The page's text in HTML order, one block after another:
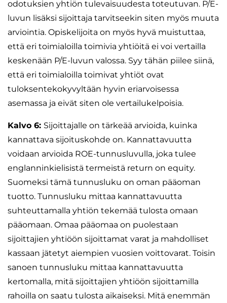
odotuksien yhtiön tulevaisuudesta toteutuvan. P/E-
luvun lisäksi sijoittaja tarvitseekin siten myös muuta
arviointia. Opiskelijoita on myös hyvä muistuttaa,
että eri toimialoilla toimivia yhtiöitä ei voi vertailla
keskenään P/E-luvun valossa. Syy tähän piilee siinä,
että eri toimialoilla toimivat yhtiöt ovat
tuloksentekokyvyltään hyvin eriarvoisessa
asemassa ja eivät siten ole vertailukelpoisia.
Kalvo 6: Sijoittajalle on tärkeää arvioida, kuinka
kannattava sijoituskohde on. Kannattavuutta
voidaan arvioida ROE-tunnusluvulla, joka tulee
englanninkielisistä termeistä return on equity.
Suomeksi tämä tunnusluku on oman pääoman
tuotto. Tunnusluku mittaa kannattavuutta
suhteuttamalla yhtiön tekemää tulosta omaan
pääomaan. Omaa pääomaa on puolestaan
sijoittajien yhtiöön sijoittamat varat ja mahdolliset
kassaan jätetyt aiempien vuosien voittovarat. Toisin
sanoen tunnusluku mittaa kannattavuutta
kertomalla, mitä sijoittajien yhtiöön sijoittamilla
rahoilla on saatu tulosta aikaiseksi. Mitä enemmän